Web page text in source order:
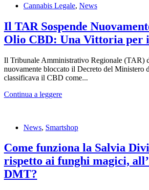
Cannabis Legale, News
Il TAR Sospende
Olio CBD: Una Vittoria per
Il Tribunale Amministrativo Regionale (TAR)
nuovamente bloccato il Decreto del Ministero
classificava il CBD come...
Continua a leggere
News, Smartshop
Come funziona la Salvia
rispetto ai funghi magici,
DMT?